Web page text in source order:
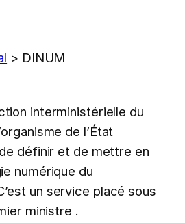
> DINUM
interministérielle du
de l’État
définir et de mettre en
numérique du
un service placé sous
ministre .